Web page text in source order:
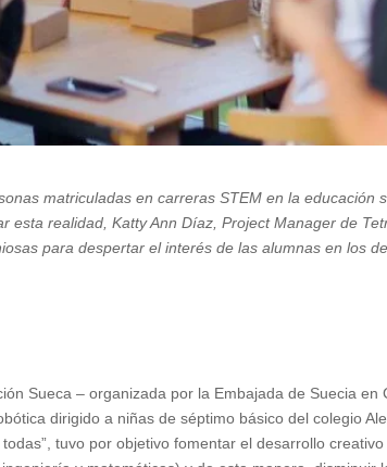
matriculadas en carreras STEM en la educación
esta realidad,Katty Ann Díaz, Project Manager de
para despertar el interés de las alumnas en los
Sueca – organizada por la Embajada de Suecia en
dirigido a niñas de séptimo básico del colegio
tuvo por objetivo fomentar el desarrollo